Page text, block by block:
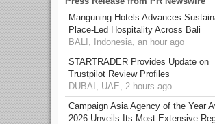
Manguning Hotels Advances
Place-Led Hospitality Across Bali
BALI, Indonesia, an hour ago
STARTRADER Provides Update on
Trustpilot Review Profiles
DUBAI, UAE, 2 hours ago
Campaign Asia Agency of the Year
2026 Unveils Its Most Extensive